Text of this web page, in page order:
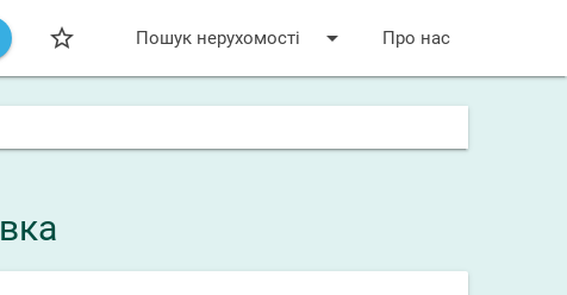
star_bordered arrow_drop_down
Пошук нерухомості Про нас